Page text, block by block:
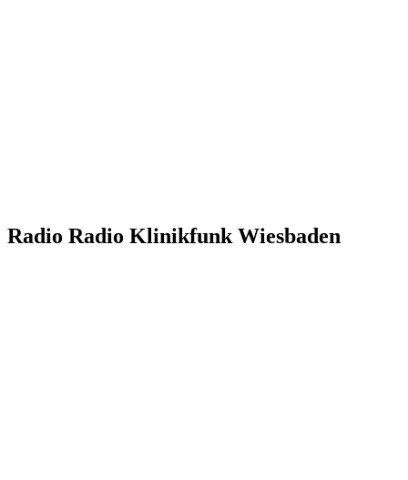
Radio Radio Klinikfunk Wiesbaden